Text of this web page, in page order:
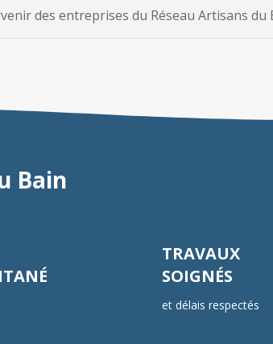
des entreprises du Réseau Artisans du
Bain
TRAVAUX
SOIGNÉS
et délais respectés